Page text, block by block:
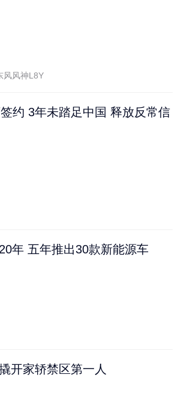
风风神L8Y
约 3年未踏足中国 释放反常信
年 五年推出30款新能源车
开家轿禁区第一人